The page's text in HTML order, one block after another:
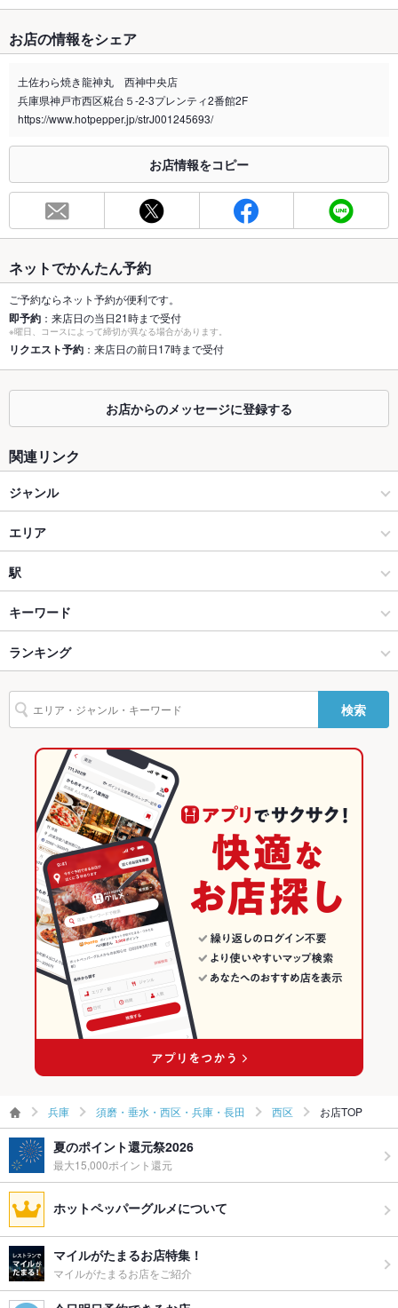
禁煙・喫煙 全席禁煙
喫煙専用室 あり
※2020年4月1日～受動喫煙対策に関する法律が施行されています。正しい情報はお店へお問い
総席数 100席(ソファーテーブル全席完備！)
最大宴会収
100人(100名様～貸切OK)
個室 なし ：ございません。
座敷 なし ：ございません。
掘りごたつ なし ：ございません。
カウンター なし ：ございません。
ソファー なし ：ございません。
テラス席
貸切
設備
Wi-Fi
ー
駐車場
その他設備 誕生日クーポン・サービスあり★
その他
飲み放題 あり ：宴会コースのみ 1,500円にてご利用可能です
食べ放題 なし
焼酎充実、日本酒充実
お子様連れ お子様連れOK ：お困りなことがあればご相談下さい。
ウェディン
グパーティ
ー二次会
駅チカ好立地！ご宴会絶賛受付中！
お祝い・サ
プライズ対
可
－
お店の情報をシェア
土佐わら焼き龍神丸 西神中央店
兵庫県神戸市西区糀台５-2-3プレンティ2番館2F
https://www.hotpepper.jp/strJ001245693/
お店情報をコピー
ネットでかんたん予約
ご予約ならネット予約が便利です。
即予約 ：来店日の当日21時まで受付
※曜日、コースによって締切が異なる場合があります。
リクエスト予約 ：来店日の前日17時まで受付
お店からのメッセージに登録する
関連リンク
ジャンル
居酒屋
和風
須磨・垂水・西区・兵庫・長田 × 居酒屋
須磨・垂水・西区・兵庫・長田 × 和風
西神中央駅 × 居酒屋
西神中央駅 × 和風
創作料理
須磨・垂水・西区・兵庫・長田 × 創作料理
須磨・垂水・西区・兵庫・長田 × 和風
西神中央駅 × 創作料理
西神中央駅 × 和風
エリア
西区
西区 × 居酒屋
西区 × 和風
西区 × 創作料理
西区 × 和風
兵庫 × 居酒屋
兵庫 × 和風
兵庫 × 創作料理
兵庫 × 和風
駅
西神中央駅
キーワード
からあげ
ランキング
兵庫のグルメランキング
兵庫の居酒屋ランキング
須磨・垂水・西区・兵庫・長田のグルメランキング
須磨・垂水・西区・兵庫・長田の居酒屋ランキング
西区のグルメランキング
西区の居酒屋ランキング
検索
兵庫 須磨・垂水・西区・兵庫・長田 西区 お店TOP
夏のポイント還元祭2026
最大15,000ポイント還元
ホットペッパーグルメについて
マイルがたまるお店特集！
マイルがたまるお店をご紹介